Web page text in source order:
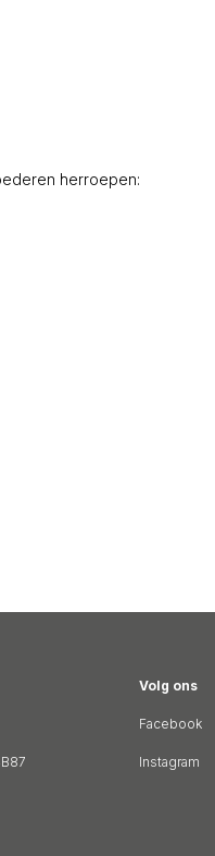
herroepen:
Volg ons
Facebook
Instagram